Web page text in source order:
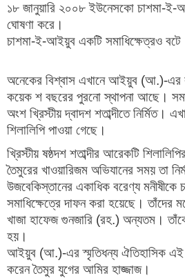
১৮ জানুয়ারি ২০০৮ ইউনেসকো চাশমা-ই-
ঘোষণা করে।
চাশমা-ই-আইয়ুব একটি সমাধিক্ষেত্রও
অনেকের বিশ্বাস এখানে আইয়ুব (আ.)-এর
কয়েক শ বছরের পুরনো স্থাপনা আছে।
অংশ খ্রিস্টীয় দ্বাদশ শতাব্দীতে নির্মিত।
শিলালিপি পাওয়া গেছে।
খ্রিস্টীয় ষষ্ঠদশ শতাব্দীর আরেকটি
তৈমুরের খাওয়ারিজম অভিযানের সময় তা
উজবেকিস্তানের একাধিক বরেণ্য
সমাধিক্ষেত্রে দাফন করা হয়েছে। তাঁদের
খাজা হাফেজ গুনজারি (রহ.) অন্যতম।
হয়।
আইয়ুব (আ.)-এর স্মৃতিধন্য ঐতিহাসিক এই
করেন তৈমুর যুগের আমির হাজ্জাজ।